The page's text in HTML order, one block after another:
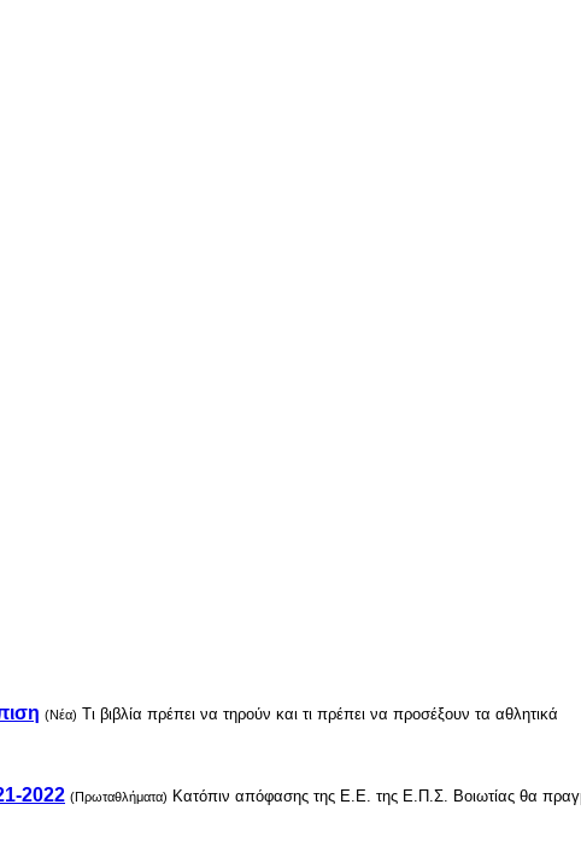
(Νέα) Τι βιβλία πρέπει να τηρούν και τι πρέπει να προσέξουν τα αθλητικά
2022 (Πρωταθλήματα) Κατόπιν απόφασης της Ε.Ε. της Ε.Π.Σ. Βοιωτίας θα